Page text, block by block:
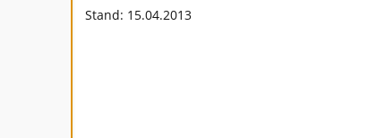
Stand: 15.04.2013